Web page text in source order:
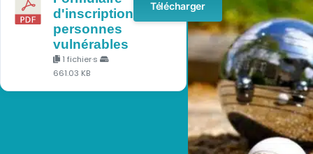
d'inscription
personnes
vulnérables
1 fichier·s
661.03 KB
Télécharger